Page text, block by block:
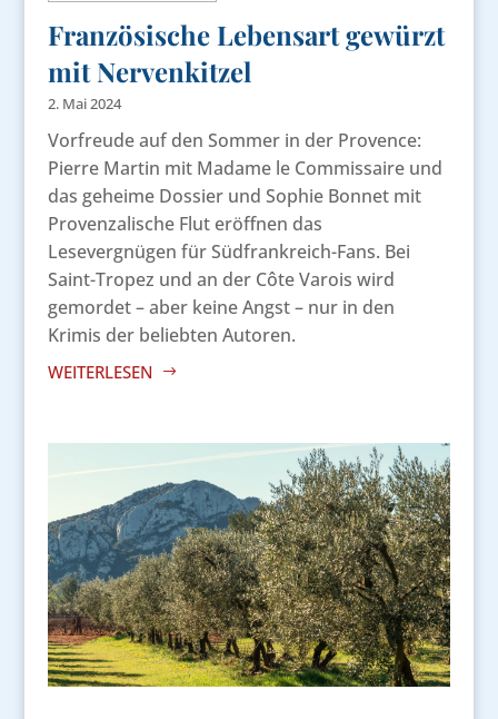
Französische Lebensart gewürzt
mit Nervenkitzel
2. Mai 2024
Vorfreude auf den Sommer in der Provence:
Pierre Martin mit Madame le Commissaire und
das geheime Dossier und Sophie Bonnet mit
Provenzalische Flut eröffnen das
Lesevergnügen für Südfrankreich-Fans. Bei
Saint-Tropez und an der Côte Varois wird
gemordet – aber keine Angst – nur in den
Krimis der beliebten Autoren.
WEITERLESEN